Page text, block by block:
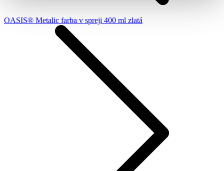
OASIS® Metalic farba v spreji 400 ml zlatá